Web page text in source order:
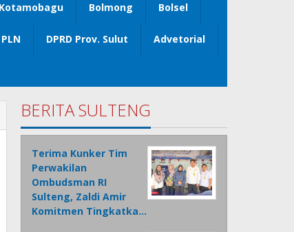
Kotamobagu Bolmong Bolsel
PLN DPRD Prov. Sulut Advetorial
BERITA SULTENG
Terima Kunker Tim
Perwakilan
Ombudsman RI
Sulteng, Zaldi Amir
Komitmen Tingkatka…